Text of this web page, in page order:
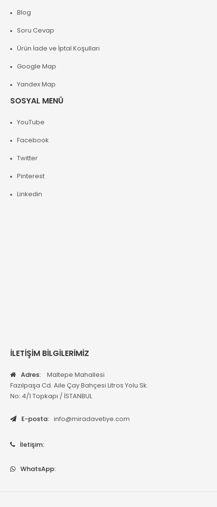
Blog
Soru Cevap
Ürün İade ve İptal Koşulları
Google Map
Yandex Map
SOSYAL MENÜ
YouTube
Facebook
Twitter
Pinterest
Linkedin
İLETİŞİM BİLGİLERİMİZ
Adres:
Maltepe Mahallesi
Fazılpaşa Cd. Aile Çay Bahçesi Litros Yolu Sk.
No: 4/1 Topkapı / İSTANBUL
E-posta: info@miradavetiye.com
İletişim:
WhatsApp: